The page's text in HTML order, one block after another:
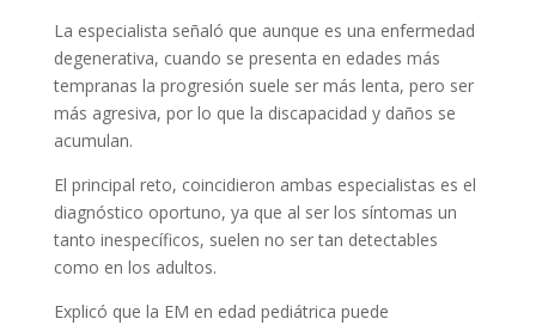
La especialista señaló que aunque es una enfermedad
degenerativa, cuando se presenta en edades más
tempranas la progresión suele ser más lenta, pero ser
más agresiva, por lo que la discapacidad y daños se
acumulan.
El principal reto, coincidieron ambas especialistas es el
diagnóstico oportuno, ya que al ser los síntomas un
tanto inespecíficos, suelen no ser tan detectables
como en los adultos.
Explicó que la EM en edad pediátrica puede